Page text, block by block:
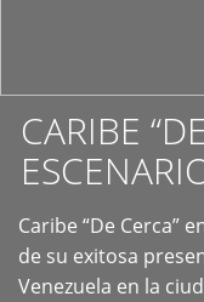
CARIBE
Caribe “De Cerca”
de su exitosa
Venezuela en la